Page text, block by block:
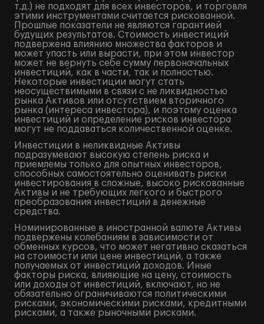
т.д.) не подходят для всех инвесторов, и торговля
этими инструментами считается рискованной.
Прошлые показатели не являются гарантией
будущих результатов. Стоимость инвестиций
подвержена влиянию множества факторов и
может упасть или вырасти, при этом инвестор
может не вернуть себе сумму первоначальных
инвестиций, как в части, так и полностью.
Некоторые инвестиции могут стать
неосуществимыми в связи с не ликвидностью
рынка Активов или отсутствием вторичного
рынка (интереса инвестора), и поэтому оценка
инвестиций и определение рисков инвестора
могут не поддаваться количественной оценке.
Инвестиции в неликвидные Активы
подразумевают высокую степень риска и
приемлемы только для опытных инвесторов,
способных самостоятельно оценивать риски
инвестирования в сложные, высоко рискованные
Активы и не требующих легкого и быстрого
преобразования инвестиций в денежные
средства.
Номинированные в иностранной валюте Активы
подвержены колебаниям в зависимости от
обменных курсов, что может негативно сказаться
на стоимости или цене инвестиций, а также
получаемых от инвестиций доходов. Иные
факторы риска, влияющие на цену, стоимость
или доходы от инвестиций, включают, но не
обязательно ограничиваются политическими
рисками, экономическими рисками, кредитными
рисками, а также рыночными рисками.